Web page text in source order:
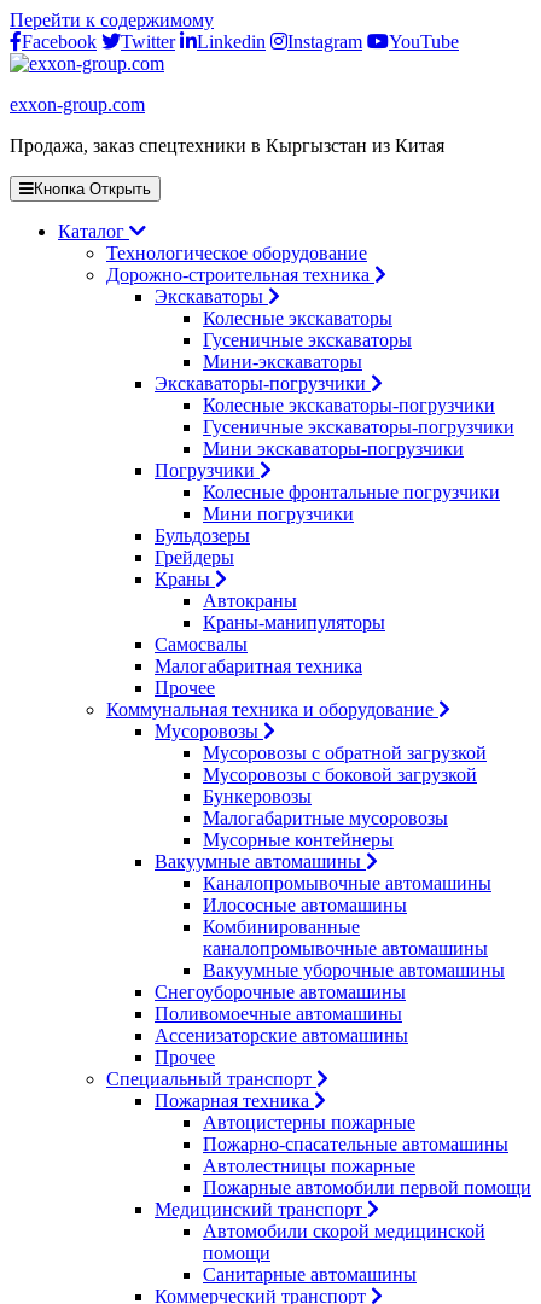
Перейти к содержимому
Facebook
Twitter Linkedin Instagram YouTube
exxon-group.com
Продажа, заказ спецтехники в Кыргызстан из Китая
Кнопка Открыть
Каталог
Технологическое оборудование
Дорожно-строительная техника
Экскаваторы
Колесные экскаваторы
Гусеничные экскаваторы
Мини-экскаваторы
Экскаваторы-погрузчики
Колесные экскаваторы-погрузчики
Гусеничные экскаваторы-погрузчики
Мини экскаваторы-погрузчики
Погрузчики
Колесные фронтальные погрузчики
Мини погрузчики
Бульдозеры
Грейдеры
Краны
Автокраны
Краны-манипуляторы
Самосвалы
Малогабаритная техника
Прочее
Коммунальная техника и оборудование
Мусоровозы
Мусоровозы с обратной загрузкой
Мусоровозы с боковой загрузкой
Бункеровозы
Малогабаритные мусоровозы
Мусорные контейнеры
Вакуумные автомашины
Каналопромывочные автомашины
Илососные автомашины
Комбинированные
каналопромывочные автомашины
Вакуумные уборочные автомашины
Снегоуборочные автомашины
Поливомоечные автомашины
Ассенизаторские автомашины
Прочее
Специальный транспорт
Пожарная техника
Автоцистерны пожарные
Пожарно-спасательные автомашины
Автолестницы пожарные
Пожарные автомобили первой помощи
Медицинский транспорт
Автомобили скорой медицинской
помощи
Санитарные автомашины
Коммерческий транспорт